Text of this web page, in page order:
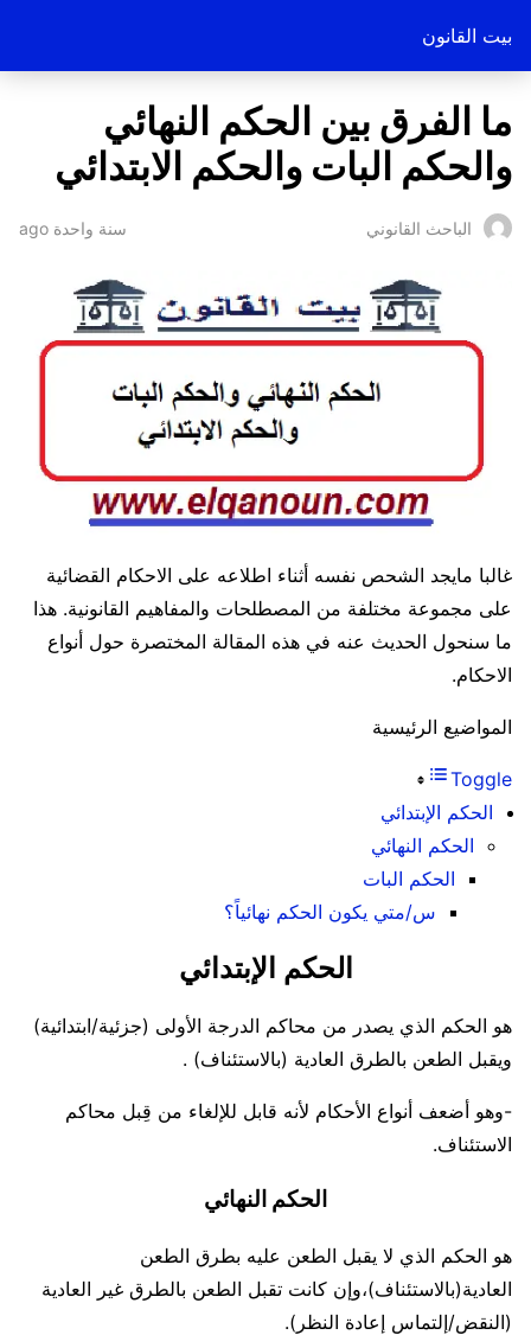
بيت القانون
ما الفرق بين الحكم النهائي
والحكم البات والحكم الابتدائي
الباحث القانوني سنة واحدة ago
غالبا مايجد الشحص نفسه أثناء اطلاعه على الاحكام القضائية
على مجموعة مختلفة من المصطلحات والمفاهيم القانونية. هذا
ما سنحول الحديث عنه في هذه المقالة المختصرة حول أنواع
الاحكام.
المواضيع الرئيسية
Toggle
الحكم الإبتدائي
الحكم النهائي
الحكم البات
س/متي يكون الحكم نهائياً؟
الحكم الإبتدائي
هو الحكم الذي يصدر من محاكم الدرجة الأولى (جزئية/ابتدائية)
ويقبل الطعن بالطرق العادية (بالاستئناف) .
-وهو أضعف أنواع الأحكام لأنه قابل للإلغاء من قِبل محاكم
الاستئناف.
الحكم النهائي
هو الحكم الذي لا يقبل الطعن عليه بطرق الطعن
العادية(بالاستئناف)،وإن كانت تقبل الطعن بالطرق غير العادية
(النقض/إلتماس إعادة النظر).